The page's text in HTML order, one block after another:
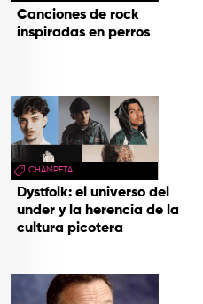
Canciones de rock
inspiradas en perros
CHAMPETA
Dystfolk: el universo del
under y la herencia de la
cultura picotera